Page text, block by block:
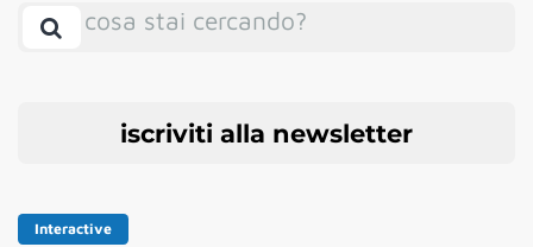
cosa stai cercando?
iscriviti alla newsletter
Interactive